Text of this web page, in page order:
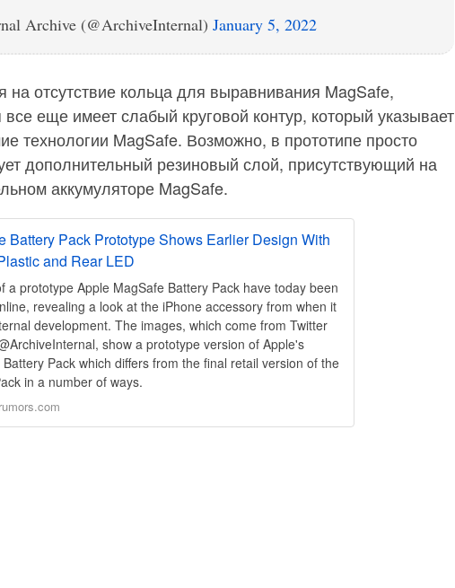
Archive (@ArchiveInternal) January 5, 2022
на отсутствие кольца для выравнивания MagSafe,
все еще имеет слабый круговой контур, который указывает
технологии MagSafe. Возможно, в прототипе просто
дополнительный резиновый слой, присутствующий на
аккумуляторе MagSafe.
Battery Pack Prototype Shows Earlier Design With
and Rear LED
a prototype Apple MagSafe Battery Pack have today been
revealing a look at the iPhone accessory from when it
development. The images, which come from Twitter
show a prototype version of Apple's
Battery Pack which differs from the final retail version of the
in a number of ways.